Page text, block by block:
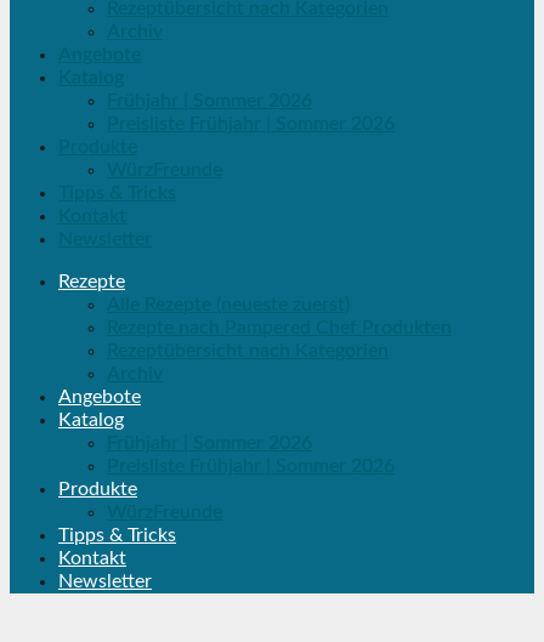
Rezepte
Angebote
Katalog
Produkte
Tipps & Tricks
Kontakt
Newsletter